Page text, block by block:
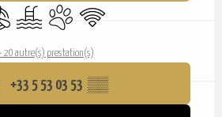
Piscine Animaux acceptés
WiFi
20 autre(s) prestation(s)
+33 5 53 03 53 ▒▒